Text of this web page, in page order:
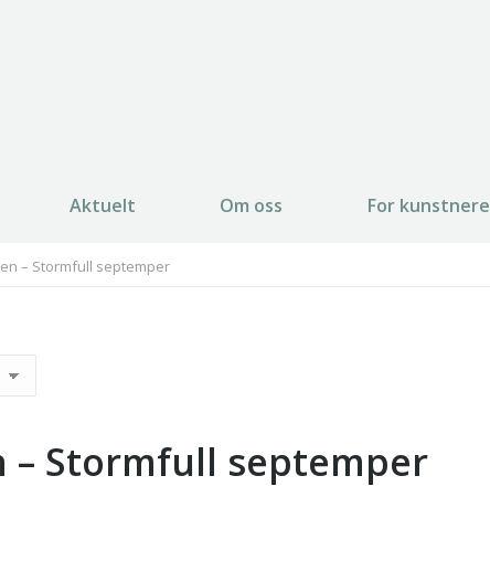
Aktuelt Om oss For kunstnere
– Stormfull septemper
– Stormfull septemper